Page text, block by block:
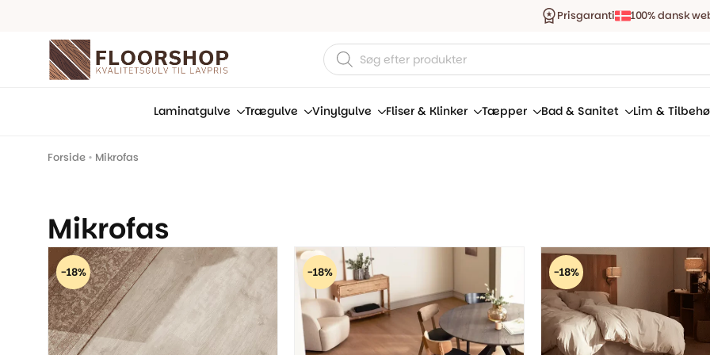
Prisgaranti 100% dansk
Products
search
Laminatgulve Trægulve Vinylgulve Fliser & Klinker Tæpper Bad & Sanitet Lim &
Forside • Mikrofas
Mikrofas
-18% -18% -18%